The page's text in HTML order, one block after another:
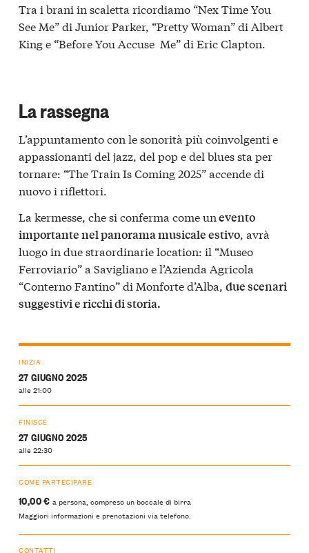
Tra i brani in scaletta ricordiamo “Nex Time You
See Me” di Junior Parker, “Pretty Woman” di Albert
King e “Before You Accuse Me” di Eric Clapton.
La rassegna
L’appuntamento con le sonorità più coinvolgenti e
appassionanti del jazz, del pop e del blues sta per
tornare: “The Train Is Coming 2025” accende di
nuovo i riflettori.
La kermesse, che si conferma come unevento
importante nel panorama musicale estivo, avrà
luogo in due straordinarie location: il “Museo
Ferroviario” a Savigliano e l’Azienda Agricola
“Conterno Fantino” di Monforte d’Alba, due scenari
suggestivi e ricchi di storia.
INIZIA
27 GIUGNO 2025
alle 21:00
FINISCE
27 GIUGNO 2025
alle 22:30
COME PARTECIPARE
10,00 € a persona, compreso un boccale di birra
Maggiori informazioni e prenotazioni via telefono.
CONTATTI